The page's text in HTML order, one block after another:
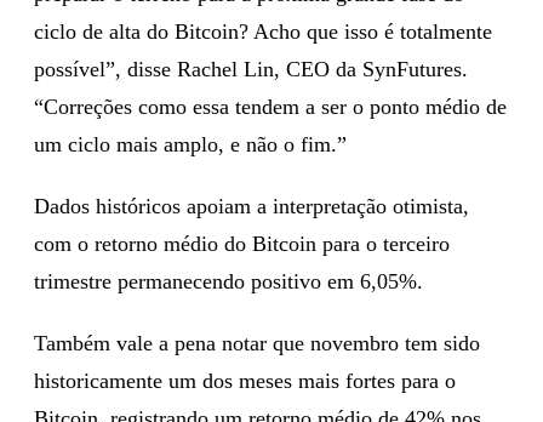
ciclo de alta do Bitcoin? Acho que isso é totalmente
possível”, disse Rachel Lin, CEO da SynFutures.
“Correções como essa tendem a ser o ponto médio de
um ciclo mais amplo, e não o fim.”
Dados históricos apoiam a interpretação otimista,
com o retorno médio do Bitcoin para o terceiro
trimestre permanecendo positivo em 6,05%.
Também vale a pena notar que novembro tem sido
historicamente um dos meses mais fortes para o